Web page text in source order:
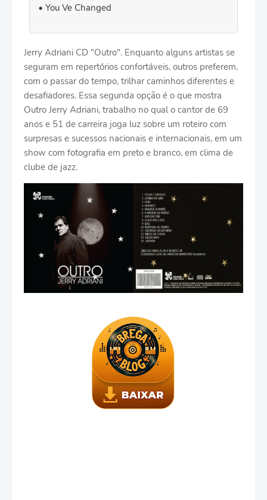
You Ve Changed
Jerry Adriani CD "Outro". Enquanto alguns artistas se
seguram em repertórios confortáveis, outros preferem,
com o passar do tempo, trilhar caminhos diferentes e
desafiadores. Essa segunda opção é o que mostra
Outro Jerry Adriani, trabalho no qual o cantor de 69
anos e 51 de carreira joga luz sobre um roteiro com
surpresas e sucessos nacionais e internacionais, em um
show com fotografia em preto e branco, em clima de
clube de jazz.